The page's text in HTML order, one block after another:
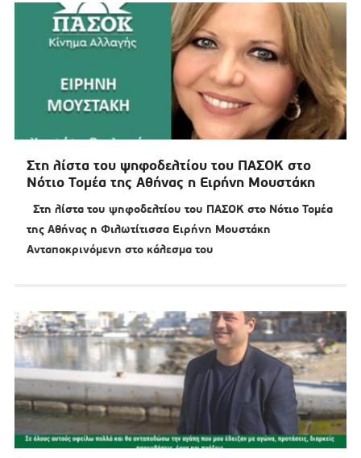
Στη λίστα του ψηφοδελτίου του ΠΑΣΟΚ στο
Νότιο Τομέα της Αθήνας η Ειρήνη Μουστάκη
Στη λίστα του ψηφοδελτίου του ΠΑΣΟΚ στο Νότιο Τομέα
της Αθήνας η Φιλωτίτισσα Ειρήνη Μουστάκη
Ανταποκρινόμενη στο κάλεσμα του